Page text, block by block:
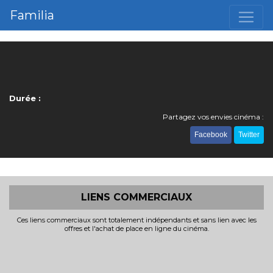
Familia
Durée :
Partagez vos envies cinéma :
Facebook Twitter
LIENS COMMERCIAUX
Ces liens commerciaux sont totalement indépendants et sans lien avec les
offres et l'achat de place en ligne du cinéma.